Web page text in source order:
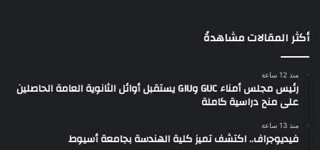
أكثر المقالات مشاهدةً
منذ 12 ساعة
رئيس مجلس أمناء GUC وGIU يستقبل أوائل الثانوية العامة الحاصلين
على منح دراسية كاملة
منذ 13 ساعة
فيديوجراف.. اكتشف تميز كلية الهندسة بجامعة أسيوط